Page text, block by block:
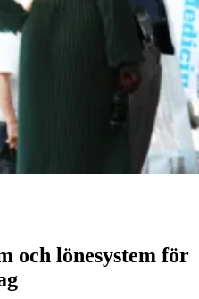
och lönesystem för